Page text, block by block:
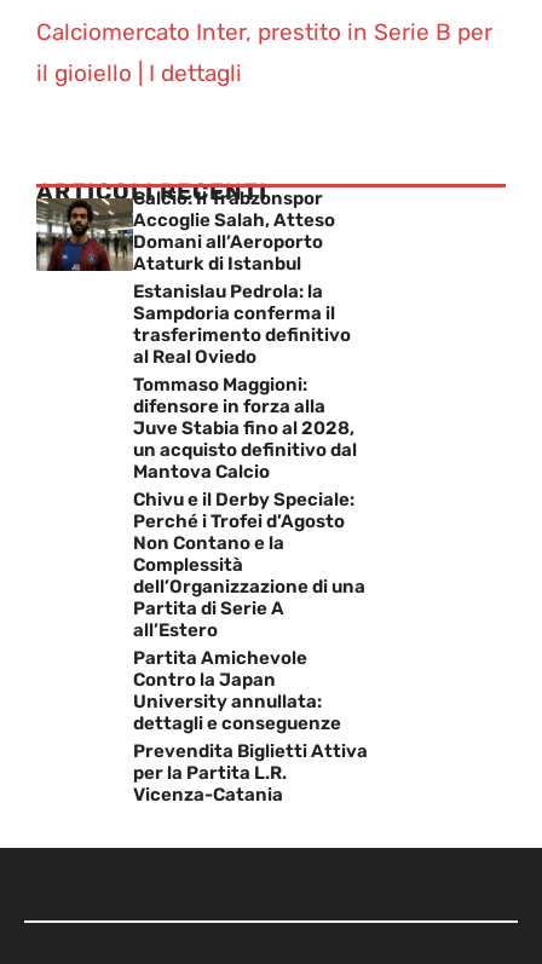
Calciomercato Inter, prestito in Serie B per
il gioiello | I dettagli
ARTICOLI RECENTI
Calcio: Il Trabzonspor
Accoglie Salah, Atteso
Domani all’Aeroporto
Ataturk di Istanbul
Estanislau Pedrola: la
Sampdoria conferma il
trasferimento definitivo
al Real Oviedo
Tommaso Maggioni:
difensore in forza alla
Juve Stabia fino al 2028,
un acquisto definitivo dal
Mantova Calcio
Chivu e il Derby Speciale:
Perché i Trofei d’Agosto
Non Contano e la
Complessità
dell’Organizzazione di una
Partita di Serie A
all’Estero
Partita Amichevole
Contro la Japan
University annullata:
dettagli e conseguenze
Prevendita Biglietti Attiva
per la Partita L.R.
Vicenza-Catania